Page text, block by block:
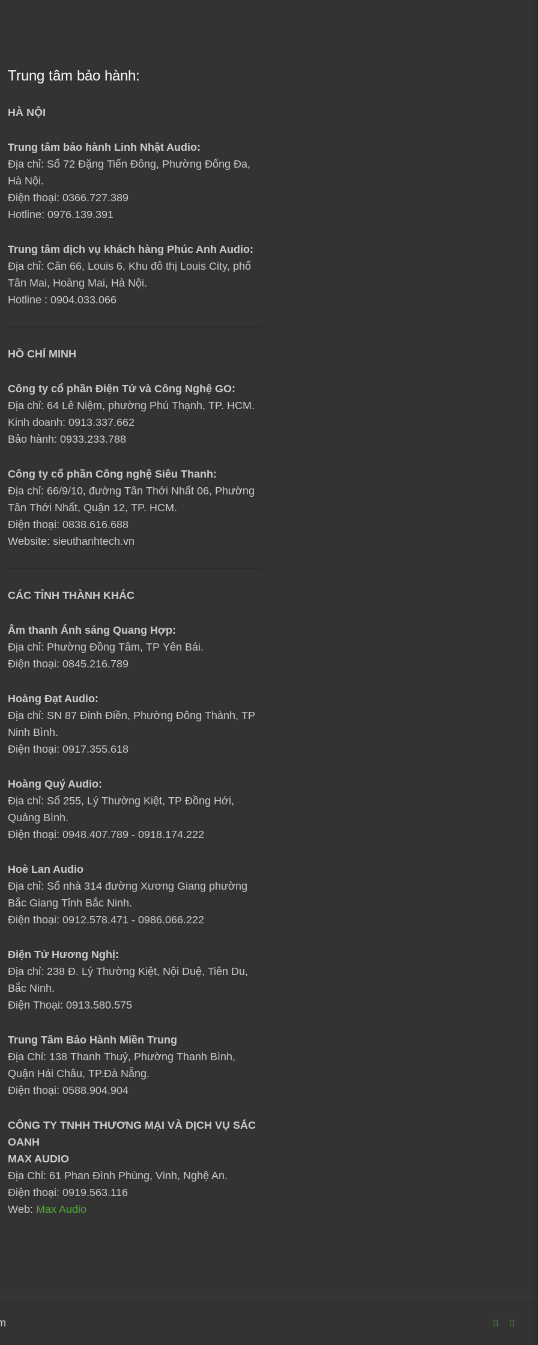
Trung tâm bảo hành:
HÀ NỘI
Trung tâm bảo hành Linh Nhật Audio:
Địa chỉ: Số 72 Đặng Tiến Đông, Phường Đống Đa,
Hà Nội.
Điện thoại: 0366.727.389
Hotline: 0976.139.391
Trung tâm dịch vụ khách hàng Phúc Anh Audio:
Địa chỉ: Căn 66, Louis 6, Khu đô thị Louis City, phố
Tân Mai, Hoàng Mai, Hà Nội.
Hotline : 0904.033.066
HỒ CHÍ MINH
Công ty cổ phần Điện Tử và Công Nghệ GO:
Địa chỉ: 64 Lê Niệm, phường Phú Thạnh, TP. HCM.
Kinh doanh: 0913.337.662
Bảo hành: 0933.233.788
Công ty cổ phần Công nghệ Siêu Thanh:
Địa chỉ: 66/9/10, đường Tân Thới Nhất 06, Phường
Tân Thới Nhất, Quận 12, TP. HCM.
Điện thoại: 0838.616.688
Website: sieuthanhtech.vn
CÁC TỈNH THÀNH KHÁC
Âm thanh Ánh sáng Quang Hợp:
Địa chỉ: Phường Đồng Tâm, TP Yên Bái.
Điện thoại: 0845.216.789
Hoàng Đạt Audio:
Địa chỉ: SN 87 Đinh Điền, Phường Đông Thành, TP
Ninh Bình.
Điện thoại: 0917.355.618
Hoàng Quý Audio:
Địa chỉ: Số 255, Lý Thường Kiệt, TP Đồng Hới,
Quảng Bình.
Điện thoại: 0948.407.789 - 0918.174.222
Hoè Lan Audio
Địa chỉ: Số nhà 314 đường Xương Giang phường
Bắc Giang Tỉnh Bắc Ninh.
Điện thoại: 0912.578.471 - 0986.066.222
Điện Tử Hương Nghị:
Địa chỉ: 238 Đ. Lý Thường Kiệt, Nội Duệ, Tiên Du,
Bắc Ninh.
Điện Thoại: 0913.580.575
Trung Tâm Bảo Hành Miền Trung
Địa Chỉ: 138 Thanh Thuỷ, Phường Thanh Bình,
Quận Hải Châu, TP.Đà Nẵng.
Điện thoại: 0588.904.904
CÔNG TY TNHH THƯƠNG MẠI VÀ DỊCH VỤ SẮC
OANH
MAX AUDIO
Địa Chỉ: 61 Phan Đình Phùng, Vinh, Nghệ An.
Điện thoại: 0919.563.116
Web: Max Audio